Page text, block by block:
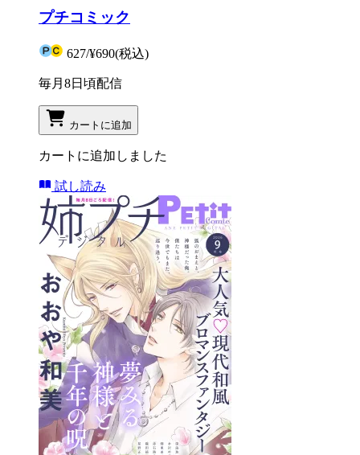
プチコミック
627/¥690(税込)
毎月8日頃配信
カートに追加
カートに追加しました
試し読み